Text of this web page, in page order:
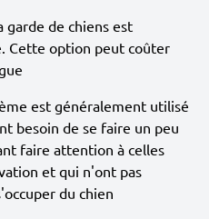
garde de chiens est
Cette option peut coûter
est généralement utilisé
besoin de se faire un peu
faire attention à celles
et qui n'ont pas
du chien